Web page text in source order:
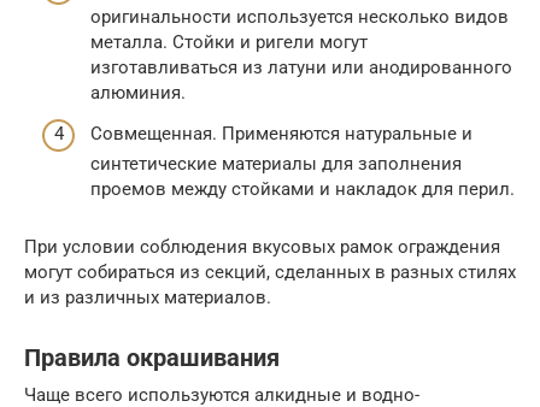
оригинальности используется несколько видов
металла. Стойки и ригели могут
изготавливаться из латуни или анодированного
алюминия.
Совмещенная. Применяются натуральные и
синтетические материалы для заполнения
проемов между стойками и накладок для перил.
При условии соблюдения вкусовых рамок ограждения
могут собираться из секций, сделанных в разных стилях
и из различных материалов.
Правила окрашивания
Чаще всего используются алкидные и водно-